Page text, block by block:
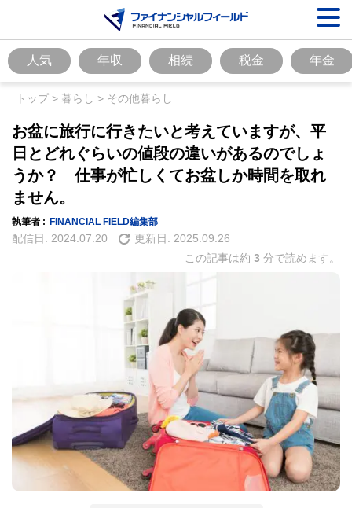
人気 年収 相続 税金 年金
トップ> 暮らし > その他暮らし
お盆に旅行に行きたいと考えていますが、平
日とどれぐらいの値段の違いがあるのでしょ
うか？ 仕事が忙しくてお盆しか時間を取れ
ません。
執筆者 : FINANCIAL FIELD編集部
配信日: 2024.07.20 更新日: 2025.09.26
この記事は約 3 分で読めます。